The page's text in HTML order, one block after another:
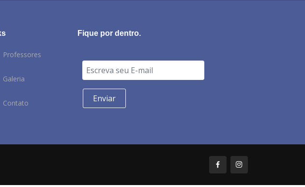
Professores
Galeria
Contato
Fique por dentro.